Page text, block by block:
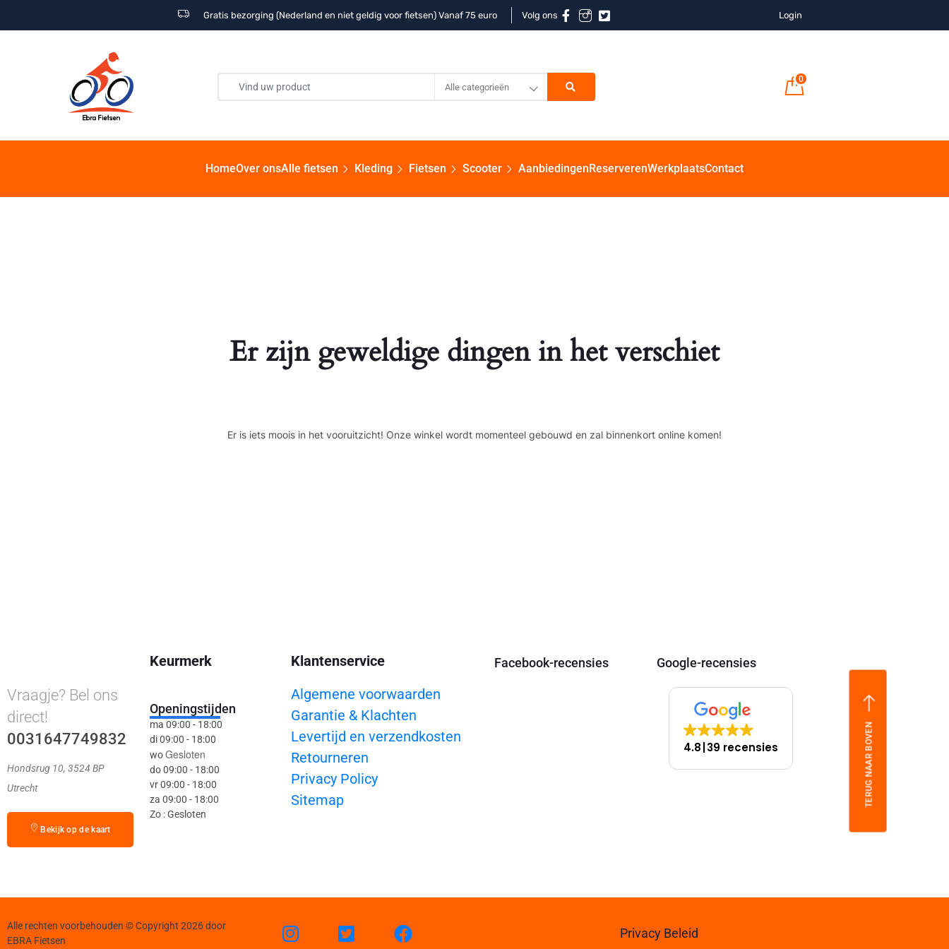
Gratis bezorging (Nederland en niet geldig voor fietsen) Vanaf 75 euro Volg ons Login
Alle categorieën
0
HomeOver onsAlle fietsen Kleding Fietsen Scooter AanbiedingenReserverenWerkplaatsContact
Er zijn geweldige dingen in het verschiet
Er is iets moois in het vooruitzicht! Onze winkel wordt momenteel gebouwd en zal binnenkort online komen!
Vraagje? Bel ons
direct!
0031647749832
Hondsrug 10, 3524 BP
Utrecht
Bekijk op de kaart
Keurmerk
Openingstijden
ma 09:00 - 18:00
di 09:00 - 18:00
woGesloten
do 09:00 - 18:00
vr 09:00 - 18:00
za 09:00 - 18:00
Zo : Gesloten
Klantenservice
Algemene voorwaarden
Garantie & Klachten
Levertijd en verzendkosten
Retourneren
Privacy Policy
Sitemap
Facebook-recensies Google-recensies
4.8 39 recensies TERUG NAAR BOVEN
Alle rechten voorbehouden © Copyright 2026 door
EBRA Fietsen
Privacy Beleid